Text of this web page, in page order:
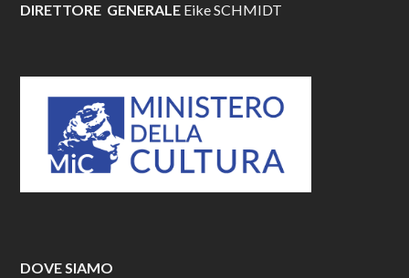
DIRETTORE GENERALE Eike SCHMIDT
DOVE SIAMO